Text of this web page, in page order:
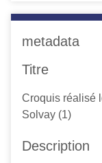
metadata
Titre
Croquis réalisé
Solvay (1)
Description